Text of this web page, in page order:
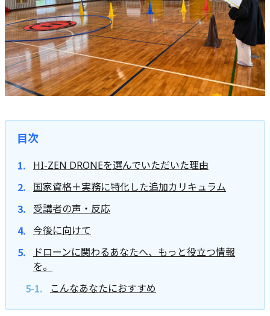
目次
HI-ZEN DRONEを選んでいただいた理由
国家資格＋実務に特化した追加カリキュラム
受講者の声・反応
今後に向けて
ドローンに関わるあなたへ、もっと役立つ情報
を。
こんなあなたにおすすめ